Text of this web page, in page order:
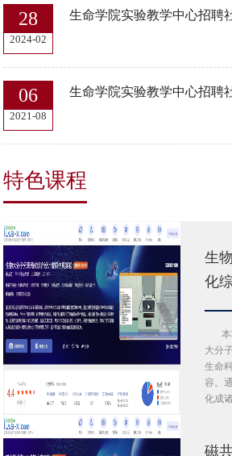
28
2024-02
生命学院实验教学中心招聘
06
2021-08
生命学院实验教学中心招聘
特色课程
生
化
本
大分
生命
容。
化成
磁